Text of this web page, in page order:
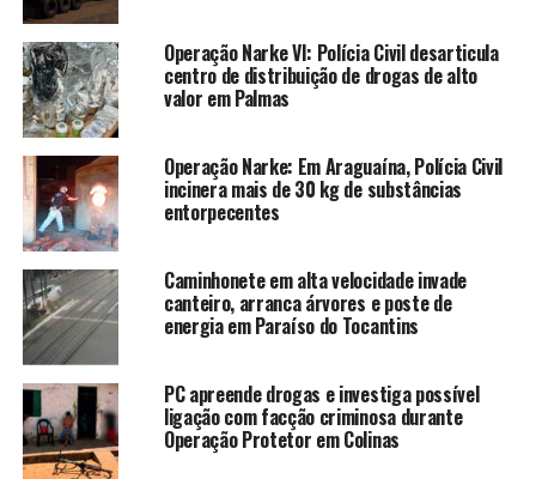
Operação Narke VI: Polícia Civil desarticula
centro de distribuição de drogas de alto
valor em Palmas
Operação Narke: Em Araguaína, Polícia Civil
incinera mais de 30 kg de substâncias
entorpecentes
Caminhonete em alta velocidade invade
canteiro, arranca árvores e poste de
energia em Paraíso do Tocantins
PC apreende drogas e investiga possível
ligação com facção criminosa durante
Operação Protetor em Colinas